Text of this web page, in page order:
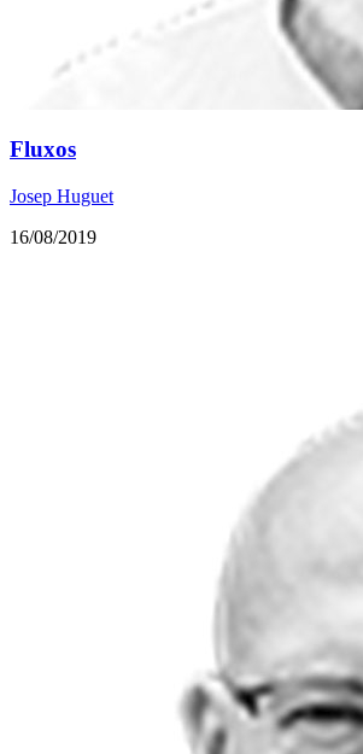
Fluxos
Josep Huguet
16/08/2019